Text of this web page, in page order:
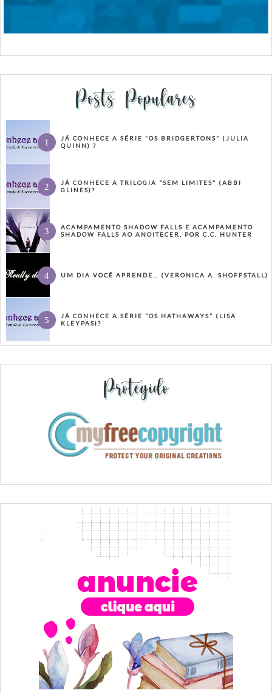
Posts Populares
JÁ CONHECE A SÉRIE “OS BRIDGERTONS” (JULIA
QUINN) ?
JÁ CONHECE A TRILOGIA “SEM LIMITES” (ABBI
GLINES)?
ACAMPAMENTO SHADOW FALLS E ACAMPAMENTO
SHADOW FALLS AO ANOITECER, POR C.C. HUNTER
UM DIA VOCÊ APRENDE… (VERONICA A. SHOFFSTALL)
JÁ CONHECE A SÉRIE “OS HATHAWAYS” (LISA
KLEYPAS)?
Protegido